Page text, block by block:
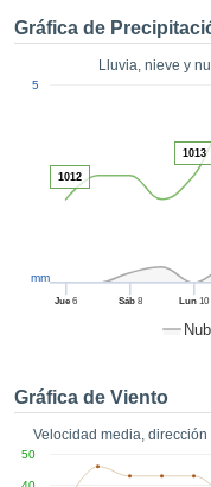
permite
el botón
ya sean
en
así como
un perfil
Gráfica de
Lluvia, nieve y
Jue 6 Sáb8 Lun 10
5
mm
1012
1013
Gráfica de Viento
Velocidad media,
50